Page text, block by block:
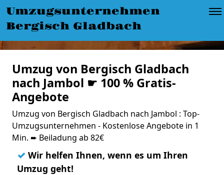
Umzugsunternehmen
Bergisch Gladbach
Umzug von Bergisch Gladbach
nach Jambol ☛ 100 % Gratis-
Angebote
Umzug von Bergisch Gladbach nach Jambol : Top-
Umzugsunternehmen - Kostenlose Angebote in 1
Min. ➨ Beiladung ab 82€
✓ Wir helfen Ihnen, wenn es um Ihren
Umzug geht!